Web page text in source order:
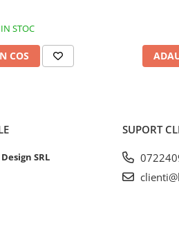
STOC
COS
SRL
SUPORT